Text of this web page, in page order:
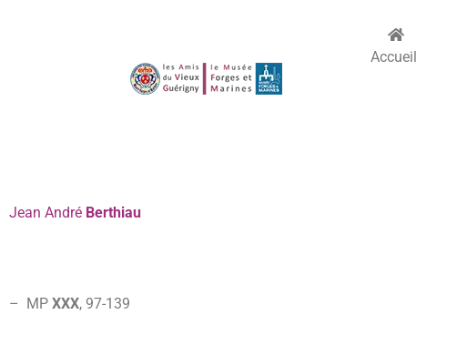
Accueil
Jean André Berthiau
– MP XXX, 97-139